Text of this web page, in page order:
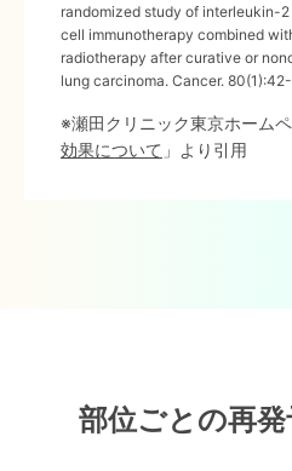
randomized study of interleukin-
cell immunotherapy combined
radiotherapy after curative or
lung carcinoma. Cancer.
※瀬田クリニック東京ホーム
効果について 」より引用
部位ごとの再